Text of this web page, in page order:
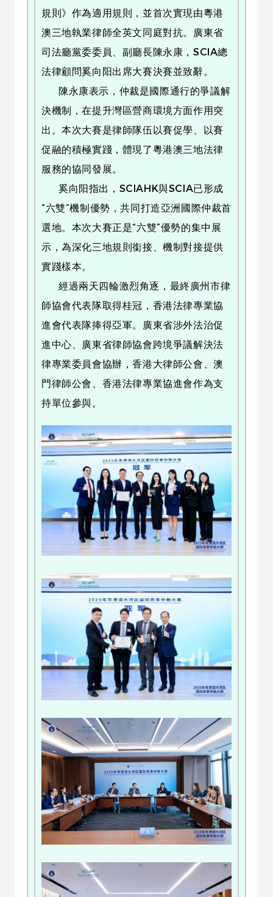
規則》作為適用規則，並首次實現由粵港
澳三地執業律師全英文同庭對抗。廣東省
司法廳黨委委員、副廳長陳永康，SCIA總
法律顧問奚向阳出席大賽決賽並致辭。
陳永康表示，仲裁是國際通行的爭議解
決機制，在提升灣區營商環境方面作用突
出。本次大賽是律師隊伍以賽促學、以賽
促融的積極實踐，體現了粵港澳三地法律
服務的協同發展。
奚向阳指出，SCIAHK與SCIA已形成
“六雙”機制優勢，共同打造亞洲國際仲裁首
選地。本次大賽正是“六雙”優勢的集中展
示，為深化三地規則銜接、機制對接提供
實踐樣本。
經過兩天四輪激烈角逐，最終廣州市律
師協會代表隊取得桂冠，香港法律專業協
進會代表隊捧得亞軍。廣東省涉外法治促
進中心、廣東省律師協會跨境爭議解決法
律專業委員會協辦，香港大律師公會、澳
門律師公會、香港法律專業協進會作為支
持單位參與。